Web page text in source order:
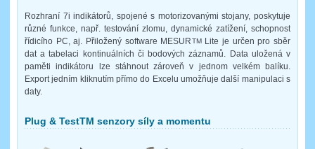
Rozhraní 7i indikátorů, spojené s motorizovanými stojany, poskytuje
různé funkce, např. testování zlomu, dynamické zatížení, schopnost
řídicího PC, aj. Přiložený software MESURTMLite je určen pro sběr
dat a tabelaci kontinuálních či bodových záznamů. Data uložená v
paměti indikátoru lze stáhnout zároveň v jednom velkém balíku.
Export jedním kliknutím přímo do Excelu umožňuje další manipulaci s
daty.
Plug & TestTM senzory síly a momentu